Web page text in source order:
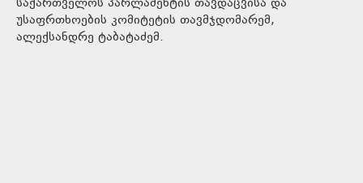
უსაფრთხოების კომიტეტის თავმჯდომარემ,
ალექსანდრე ტაბატაძემ.